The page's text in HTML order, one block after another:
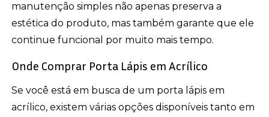
manutenção simples não apenas preserva a
estética do produto, mas também garante que ele
continue funcional por muito mais tempo.
Onde Comprar Porta Lápis em Acrílico
Se você está em busca de um porta lápis em
acrílico, existem várias opções disponíveis tanto em